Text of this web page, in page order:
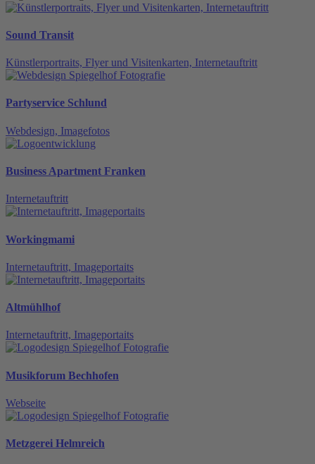
Sound Transit
Künstlerportraits, Flyer und Visitenkarten, Internetauftritt
Partyservice Schlund
Webdesign, Imagefotos
Business Apartment Franken
Internetauftritt
Workingmami
Internetauftritt, Imageportaits
Altmühlhof
Internetauftritt, Imageportaits
Musikforum Bechhofen
Webseite
Metzgerei Helmreich